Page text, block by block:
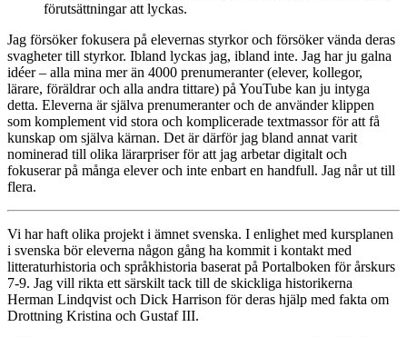
förutsättningar att lyckas.
Jag försöker fokusera på elevernas styrkor och försöker vända deras
svagheter till styrkor. Ibland lyckas jag, ibland inte. Jag har ju galna
idéer – alla mina mer än 4000 prenumeranter (elever, kollegor,
lärare, föräldrar och alla andra tittare) på YouTube kan ju intyga
detta. Eleverna är själva prenumeranter och de använder klippen
som komplement vid stora och komplicerade textmassor för att få
kunskap om själva kärnan. Det är därför jag bland annat varit
nominerad till olika lärarpriser för att jag arbetar digitalt och
fokuserar på många elever och inte enbart en handfull. Jag når ut till
flera.
Vi har haft olika projekt i ämnet svenska. I enlighet med kursplanen
i svenska bör eleverna någon gång ha kommit i kontakt med
litteraturhistoria och språkhistoria baserat på Portalboken för årskurs
7-9. Jag vill rikta ett särskilt tack till de skickliga historikerna
Herman Lindqvist och Dick Harrison för deras hjälp med fakta om
Drottning Kristina och Gustaf III.